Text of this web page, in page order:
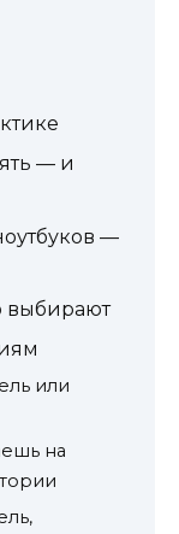
— и
—
выбирают
или
на